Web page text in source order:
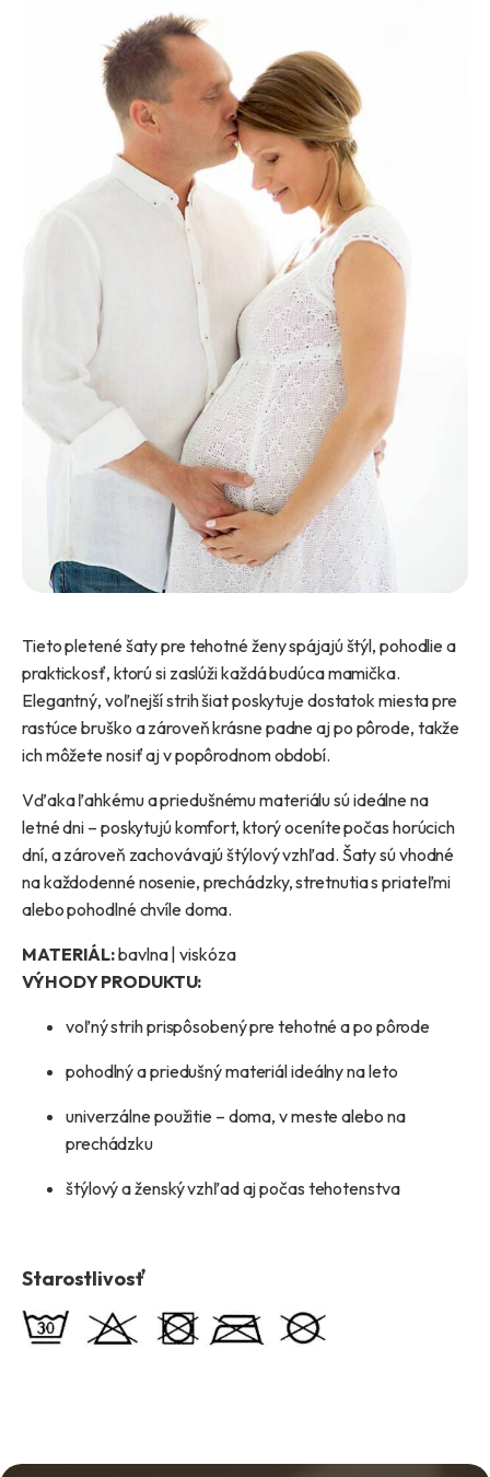
Tieto pletené šaty pre tehotné ženy spájajú štýl, pohodlie a
praktickosť, ktorú si zaslúži každá budúca mamička.
Elegantný, voľnejší strih šiat poskytuje dostatok miesta pre
rastúce bruško a zároveň krásne padne aj po pôrode, takže
ich môžete nosiť aj v popôrodnom období.
Vďaka ľahkému a priedušnému materiálu sú ideálne na
letné dni – poskytujú komfort, ktorý oceníte počas horúcich
dní, a zároveň zachovávajú štýlový vzhľad. Šaty sú vhodné
na každodenné nosenie, prechádzky, stretnutia s priateľmi
alebo pohodlné chvíle doma.
MATERIÁL:bavlna | viskóza
VÝHODY PRODUKTU:
voľný strih prispôsobený pre tehotné a po pôrode
pohodlný a priedušný materiál ideálny na leto
univerzálne použitie – doma, v meste alebo na
prechádzku
štýlový a ženský vzhľad aj počas tehotenstva
Starostlivosť